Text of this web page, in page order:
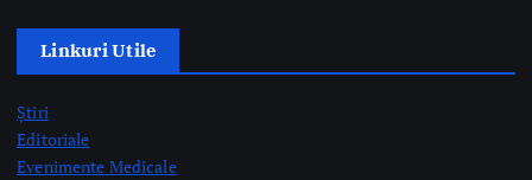
Video
Taguri Evidențiate